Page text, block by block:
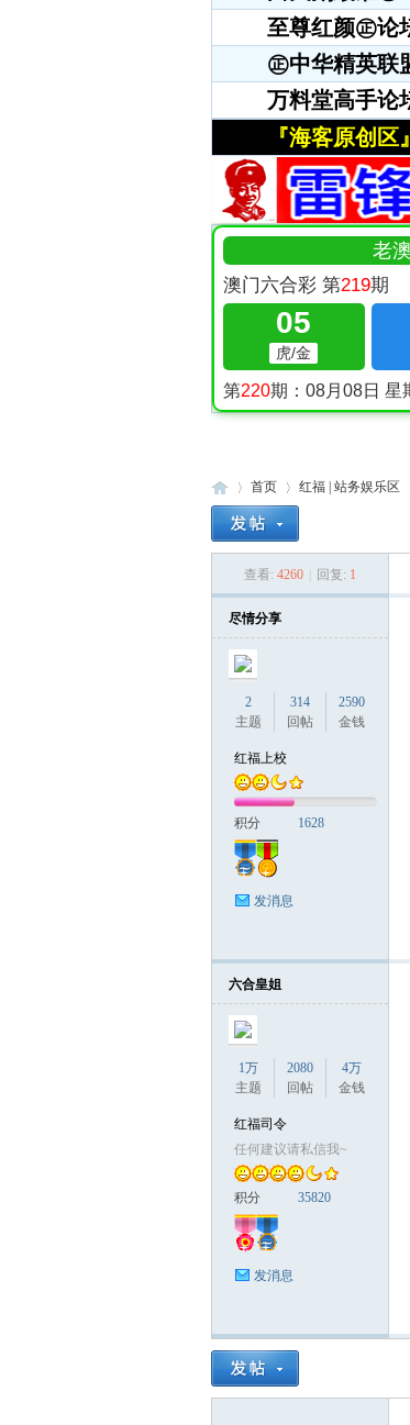
首页
›
红福 | 站务娱乐区
查看: 4260 回复: 1
尽情分享
2
主题
314
回帖
2590
金钱
红福上校
积分 1628
发消息
六合皇姐
1万
主题
2080
回帖
4万
金钱
红福司令
任何建议请私信我~
积分 35820
发消息